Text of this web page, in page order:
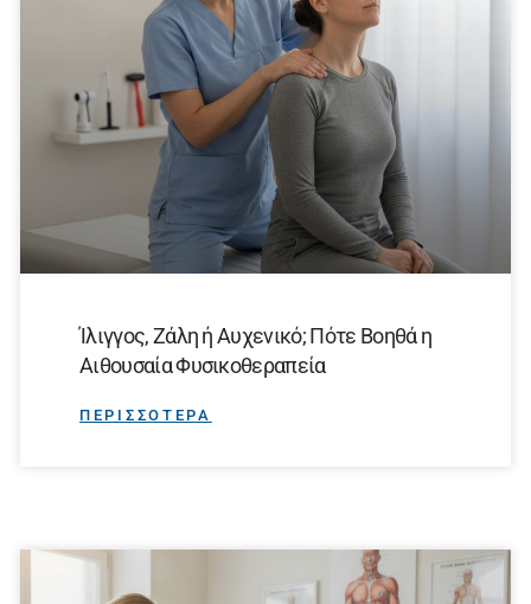
Ίλιγγος, Ζάλη ή Αυχενικό; Πότε Βοηθά η
Αιθουσαία Φυσικοθεραπεία
ΠΕΡΙΣΣΟΤΕΡΑ